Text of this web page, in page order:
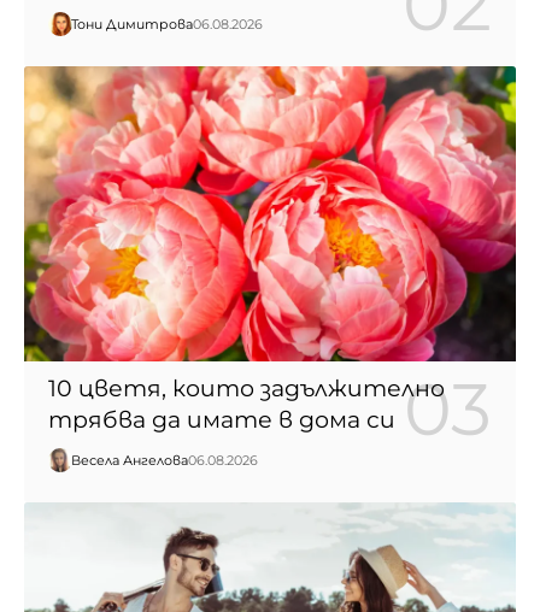
Тони Димитрова06.08.2026
10 цветя, които задължително
трябва да имате в дома си
Весела Ангелова06.08.2026